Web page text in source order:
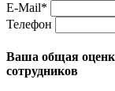
E-Mail*
Телефон
Ваша общая
сотрудников